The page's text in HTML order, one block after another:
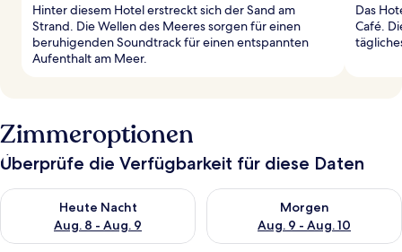
Hinter diesem Hotel erstreckt sich der Sand am
Strand. Die Wellen des Meeres sorgen für einen
beruhigenden Soundtrack für einen entspannten
Aufenthalt am Meer.
Das
Café.
Zimmeroptionen
Überprüfe die Verfügbarkeit für diese Daten
Heute Nacht
Aug. 8 - Aug. 9
Überprüfe die Verfügbarkeit für heute Nacht, Aug. 8 - Aug. 9.
Morgen
Aug. 9 - Aug. 10
Überprüfe die Verfügbarkeit